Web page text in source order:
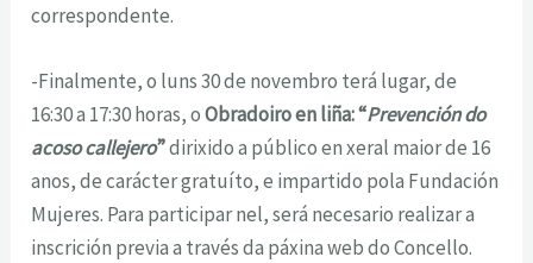
correspondente.
-Finalmente, o luns 30 de novembro terá lugar, de
16:30 a 17:30 horas, oObradoiro en liña: “Prevención do
acoso callejero”dirixido a público en xeral maior de 16
anos, de carácter gratuíto, e impartido pola Fundación
Mujeres. Para participar nel, será necesario realizar a
inscrición previa a través da páxina web do Concello.